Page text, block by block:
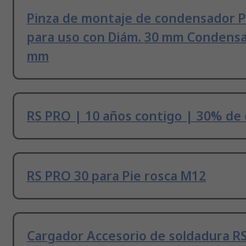
Pinza de montaje de condensador
para uso con Diám. 30 mm
mm
RS PRO | 10 años contigo | 30%
RS PRO 30 para Pie rosca M12
Cargador Accesorio de soldadura